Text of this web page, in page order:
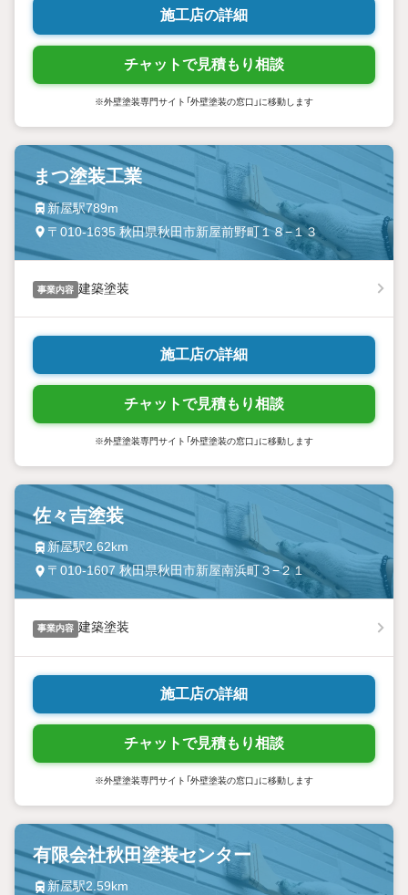
施工店の詳細
チャットで見積もり相談
※外壁塗装専門サイト「外壁塗装の窓口」に移動します
まつ塗装工業
新屋駅789m
〒010-1635 秋田県秋田市新屋前野町１８−１３
事業内容 建築塗装
施工店の詳細
チャットで見積もり相談
※外壁塗装専門サイト「外壁塗装の窓口」に移動します
佐々吉塗装
新屋駅2.62km
〒010-1607 秋田県秋田市新屋南浜町３−２１
事業内容 建築塗装
施工店の詳細
チャットで見積もり相談
※外壁塗装専門サイト「外壁塗装の窓口」に移動します
有限会社秋田塗装センター
新屋駅2.59km